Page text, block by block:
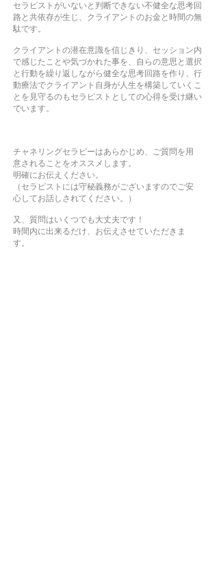
セラピストがいないと判断できない不健全な思考回
路と共依存が生じ、クライアントのお金と時間の無
駄です。
クライアントの潜在意識を信じきり、セッション内
で感じたことや気づかれた事を、自らの意思と選択
と行動を繰り返しながら健全な思考回路を作り、行
動療法でクライアント自身が人生を構築していくこ
とを見守るのもセラピストとしての心得を受け継い
でいます。
チャネリングセラピーはあらかじめ、ご質問を用
意されることをオススメします。
明確にお伝えください。
（セラピストには守秘義務がございますのでご安
心してお話しされてください。）
又、質問はいくつでも大丈夫です！
時間内に出来るだけ、お伝えさせていただきま
す。